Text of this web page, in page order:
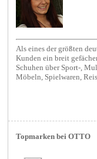
Als eines der größten
Kunden ein breit
Schuhen über Sport-,
Möbeln, Spielwaren,
Topmarken bei OTTO